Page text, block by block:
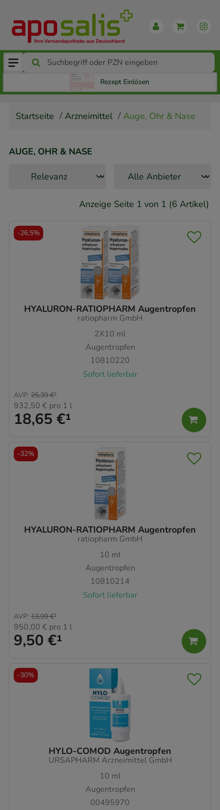
Rezept Einlösen
Startseite Arzneimittel Auge, Ohr & Nase
AUGE, OHR & NASE
Anzeige Seite 1 von 1 (6 Artikel)
HYALURON-RATIOPHARM Augentropfen
ratiopharm GmbH
2X10 ml
Augentropfen
10810220
Sofort lieferbar
18,65 €¹
AVP: 25,39 €²
932,50 € pro 1 l
-26,5%
HYALURON-RATIOPHARM Augentropfen
ratiopharm GmbH
10 ml
Augentropfen
10810214
Sofort lieferbar
9,50 €¹
AVP: 13,99 €²
950,00 € pro 1 l
-32%
HYLO-COMOD Augentropfen
URSAPHARM Arzneimittel GmbH
10 ml
Augentropfen
00495970
-30%